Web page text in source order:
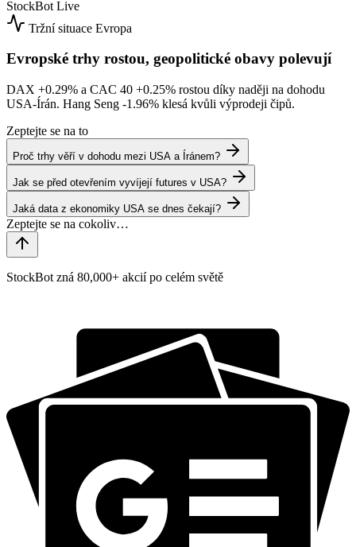
StockBot Live
Tržní situace Evropa
Evropské trhy rostou, geopolitické obavy polevují
DAX +0.29% a CAC 40 +0.25% rostou díky naději na dohodu
USA-Írán. Hang Seng -1.96% klesá kvůli výprodeji čipů.
Zeptejte se na to
Proč trhy věří v dohodu mezi USA a Íránem?
Jak se před otevřením vyvíjejí futures v USA?
Jaká data z ekonomiky USA se dnes čekají?
StockBot zná 80,000+ akcií po celém světě